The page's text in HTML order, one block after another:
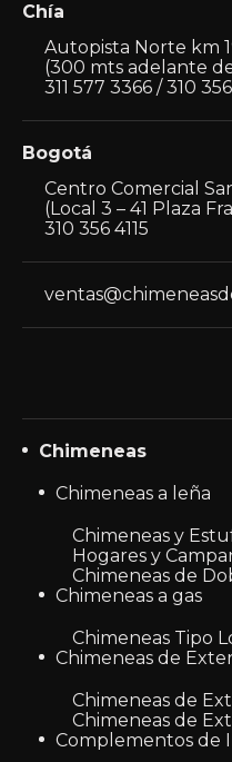
Chía
Autopista Norte km
(300 mts adelante
311 577 3366 / 310
Bogotá
Centro Comercial
(Local 3 – 41 Plaza
310 356 4115
Chimeneas
Chimeneas a leña
Chimeneas y
Hogares y
Chimeneas de
Chimeneas a gas
Chimeneas Tipo
Chimeneas de
Chimeneas de
Chimeneas de
Complementos de